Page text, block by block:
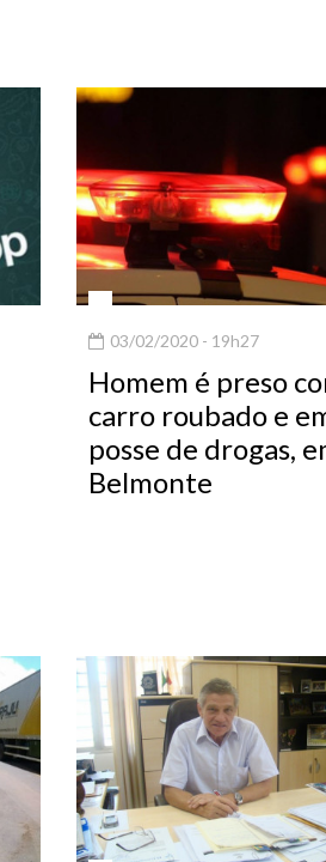
03/02/2020 - 19h27
Homem é preso
carro roubado e
posse de drogas,
Belmonte